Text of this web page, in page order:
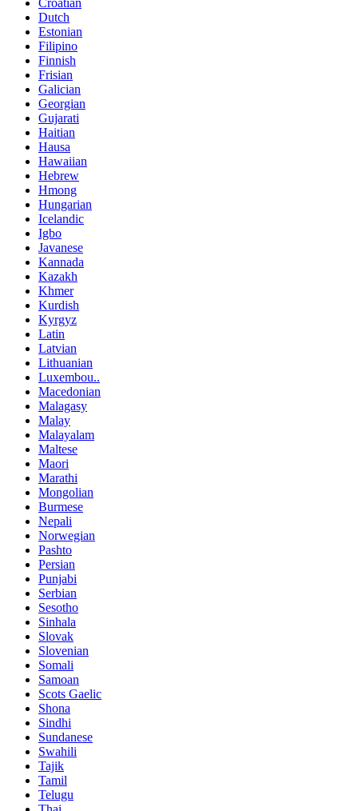
Croatian
Dutch
Estonian
Filipino
Finnish
Frisian
Galician
Georgian
Gujarati
Haitian
Hausa
Hawaiian
Hebrew
Hmong
Hungarian
Icelandic
Igbo
Javanese
Kannada
Kazakh
Khmer
Kurdish
Kyrgyz
Latin
Latvian
Lithuanian
Luxembou..
Macedonian
Malagasy
Malay
Malayalam
Maltese
Maori
Marathi
Mongolian
Burmese
Nepali
Norwegian
Pashto
Persian
Punjabi
Serbian
Sesotho
Sinhala
Slovak
Slovenian
Somali
Samoan
Scots Gaelic
Shona
Sindhi
Sundanese
Swahili
Tajik
Tamil
Telugu